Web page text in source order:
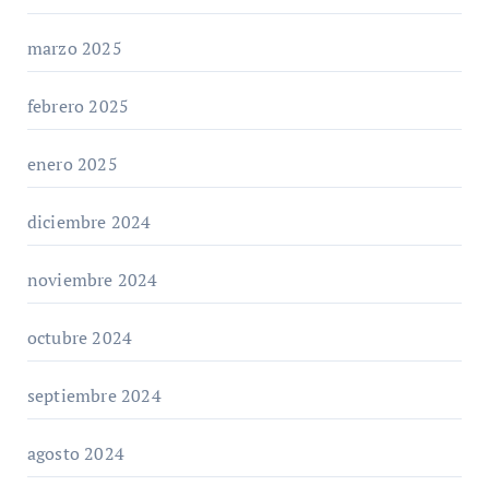
marzo 2025
febrero 2025
enero 2025
diciembre 2024
noviembre 2024
octubre 2024
septiembre 2024
agosto 2024